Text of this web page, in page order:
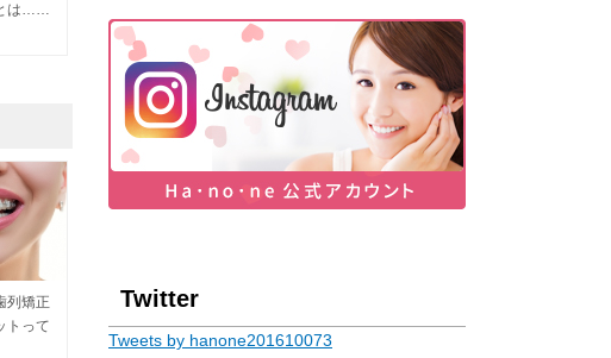
は……
列矯正
トって
Twitter
Tweets by hanone201610073